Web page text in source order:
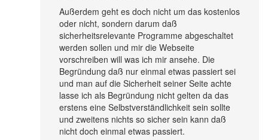
Außerdem geht es doch nicht um das kostenlos
oder nicht, sondern darum daß
sicherheitsrelevante Programme abgeschaltet
werden sollen und mir die Webseite
vorschreiben will was ich mir ansehe. Die
Begründung daß nur einmal etwas passiert sei
und man auf die Sicherheit seiner Seite achte
lasse ich als Begründung nicht gelten da das
erstens eine Selbstverständlichkeit sein sollte
und zweitens nichts so sicher sein kann daß
nicht doch einmal etwas passiert.